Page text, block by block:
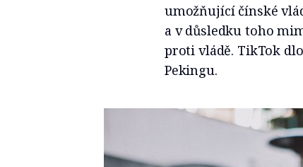
umožňující čínské
a v důsledku toho
proti vládě. TikTok
Pekingu.